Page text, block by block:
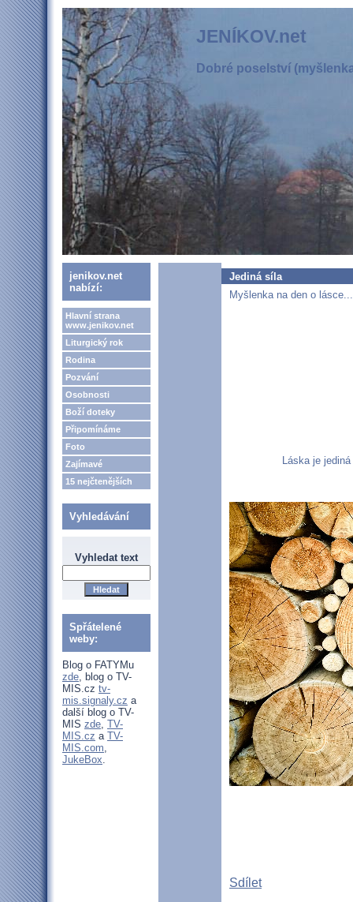
JENÍKOV.net
Dobré poselství
jenikov.net
nabízí:
Hlavní strana
www.jenikov.net
Liturgický rok
Rodina
Pozvání
Osobnosti
Boží doteky
Připomínáme
Foto
Zajímavé
15 nejčtenějších
Vyhledávání
Vyhledat text
Spřátelené
weby:
Blog o FATYMu
zde, blog o TV-
MIS.cz tv-
mis.signaly.cz a
další blog o TV-
MIS zde, TV-
MIS.cz a TV-
MIS.com,
JukeBox.
Jediná síla
Myšlenka na den o lásce...
Láska je
Sdílet